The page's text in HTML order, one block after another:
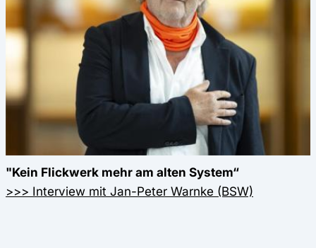
"Kein Flickwerk mehr am alten System“
>>> Interview mit Jan-Peter Warnke (BSW)